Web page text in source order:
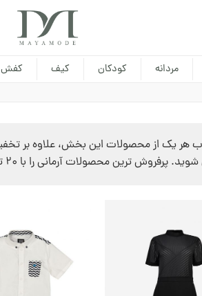
مردانه کودکان کیف کفش
ترین محصولات آرمانی را با 20 تا 60 درصد تخفیف خریداری کنید!